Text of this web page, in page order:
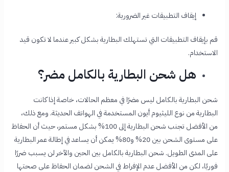
إيقاف التطبيقات غير الضرورية:
قم بإيقاف التطبيقات التي تستهلك البطارية بشكل كبير عندما لا تكون قيد
الاستخدام.
هل شحن البطارية بالكامل مضر؟
شحن البطارية بالكامل ليس مضرًا في معظم الحالات، خاصة إذا كانت
البطارية من نوع الليثيوم أيون المستخدمة في الهواتف الحديثة. ومع ذلك،
من الأفضل تجنب شحن البطارية إلى 100% بشكل مستمر، حيث أن الحفاظ
على مستوى الشحن بين 20% و80% يمكن أن يساعد في إطالة عمر البطارية
على المدى الطويل. شحن البطارية بالكامل بين الحين والآخر لن يسبب ضررًا
فوريًا، لكن من الأفضل عدم الإفراط في الشحن لضمان الحفاظ على صحتها